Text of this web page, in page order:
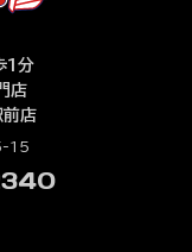
1分
店
前店
15